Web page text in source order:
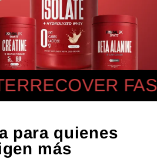
RECOVER
para quienes
más